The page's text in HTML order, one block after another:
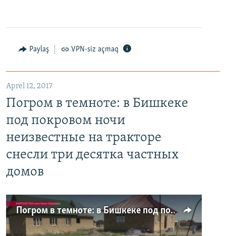
Paylaş VPN-siz açmaq
Aprel 12, 2017
Погром в темноте: в Бишкеке
под покровом ночи
неизвестные на тракторе
снесли три десятка частных
домов
Погром в темноте: в Бишкеке под покровом ночи неизвестные на тракторе снесли три десятка частных домов